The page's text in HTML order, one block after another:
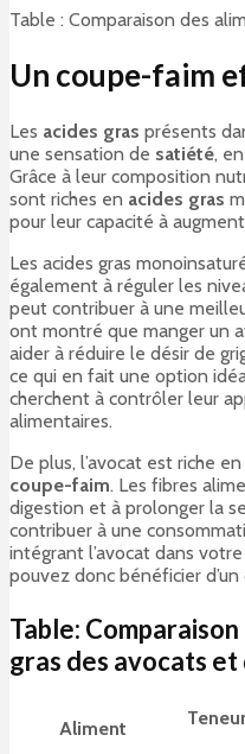
Table : Comparaison des
Un coupe-faim
Les acides gras présents
une sensation de satiété,
Grâce à leur composition
sont riches en acides gras
pour leur capacité à
Les acides gras
également à réguler les
peut contribuer à une
ont montré que manger un
aider à réduire le désir de
ce qui en fait une option
cherchent à contrôler leur
alimentaires.
De plus, l’avocat est riche
coupe-faim. Les fibres
digestion et à prolonger la
contribuer à une
intégrant l’avocat dans
pouvez donc bénéficier
Table:
gras des avocats et
Aliment